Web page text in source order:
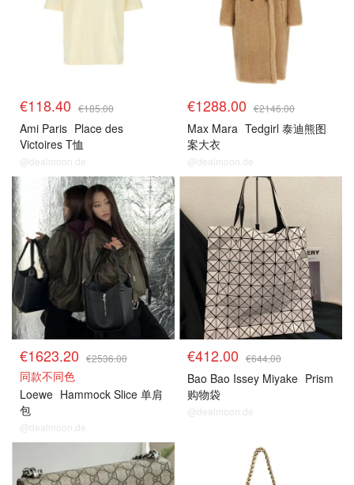
€118.40 €185.00
Ami Paris Place des
Victoires T恤
@dealmoon.de
€1288.00 €2146.00
Max Mara Tedgirl 泰迪熊图
案大衣
@dealmoon.de
€1623.20 €2536.00
同款不同色
Loewe Hammock Slice 单肩
包
@dealmoon.de
€412.00 €644.00
Bao Bao Issey Miyake Prism
购物袋
@dealmoon.de